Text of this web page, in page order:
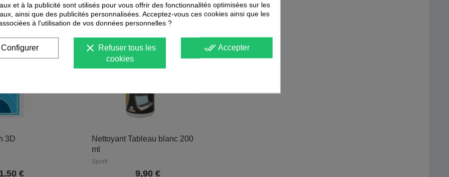
3D
€
Nettoyant Tableau blanc 200
ml
Sporti
9,90 €
et à la publicité sont utilisés pour vous offrir des fonctionnalités optimisées sur les
ainsi que des publicités personnalisées. Acceptez-vous ces cookies ainsi que les
à l'utilisation de vos données personnelles ?
done_all Accepter
clear Refuser tous les
cookies
Configurer